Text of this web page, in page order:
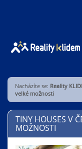
Nacházíte se: Reality
velké možnosti
TINY HOUSES V
MOŽNOSTI